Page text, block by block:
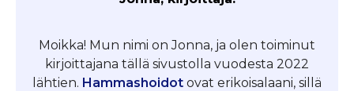
Moikka! Mun nimi on Jonna, ja olen toiminut
kirjoittajana tällä sivustolla vuodesta 2022
lähtien. Hammashoidot ovat erikoisalaani, sillä